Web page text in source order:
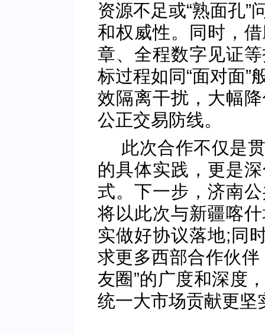
资源不足或“熟面孔”
和权威性。同时，
章、全程数字见证
标过程如同“面对面”
效隔离干扰，大幅
公正交易防线。
此次合作不仅是
的具体实践，更是
式。下一步，济南
将以此次与新疆喀
实做好协议落地;同
求更多西部合作伙
友圈”的广度和深度
统一大市场贡献更坚